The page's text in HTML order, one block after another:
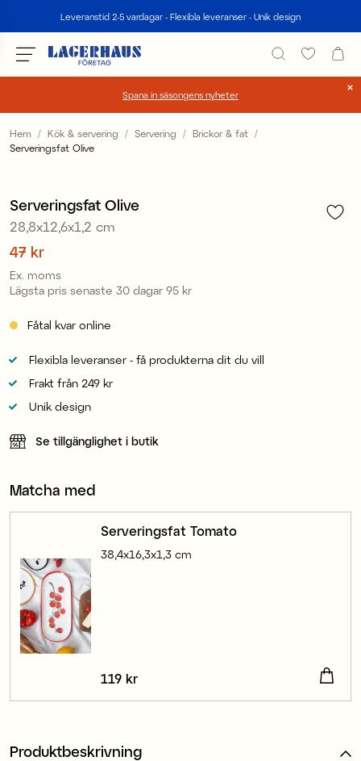
Leveranstid 2-5 vardagar - Flexibla leveranser - Unik design
Spana in säsongens nyheter
Välj språk / valuta
NO / NKR
Hem Kök & servering Servering
Brickor & fat
Serveringsfat Olive
Serveringsfat Olive
28,8x12,6x1,2 cm
Pris:47 kr
47 kr
Ex. moms
Lägsta pris senaste 30 dagar Pris:
95 kr
Fåtal kvar online
Flexibla leveranser - få produkterna dit du vill
Frakt från 249 kr
Unik design
Se tillgänglighet i butik
Matcha med
Serveringsfat Tomato
38,4x16,3x1,3 cm
Pris :119 kr
119 kr
Produktbeskrivning